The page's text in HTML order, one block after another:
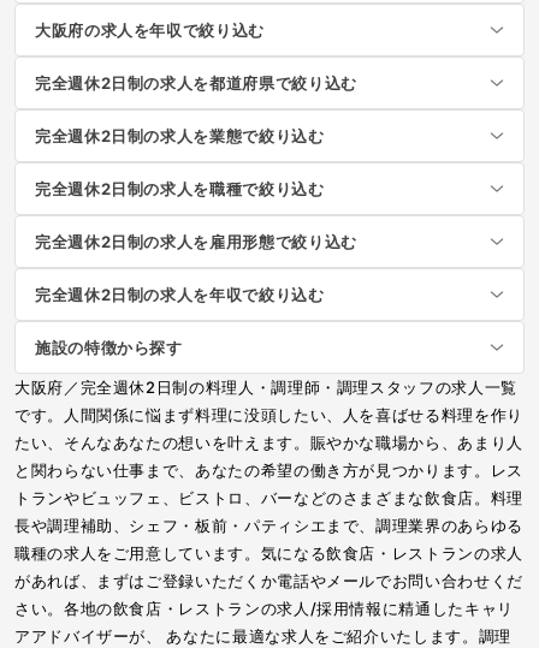
大阪府の求人を年収で絞り込む
完全週休2日制の求人を都道府県で絞り込む
完全週休2日制の求人を業態で絞り込む
完全週休2日制の求人を職種で絞り込む
完全週休2日制の求人を雇用形態で絞り込む
完全週休2日制の求人を年収で絞り込む
施設の特徴から探す
大阪府／完全週休2日制の料理人・調理師・調理スタッフの求人一覧
です。人間関係に悩まず料理に没頭したい、人を喜ばせる料理を作り
たい、そんなあなたの想いを叶えます。賑やかな職場から、あまり人
と関わらない仕事まで、あなたの希望の働き方が見つかります。レス
トランやビュッフェ、ビストロ、バーなどのさまざまな飲食店。料理
長や調理補助、シェフ・板前・パティシエまで、調理業界のあらゆる
職種の求人をご用意しています。気になる飲食店・レストランの求人
があれば、まずはご登録いただくか電話やメールでお問い合わせくだ
さい。各地の飲食店・レストランの求人/採用情報に精通したキャリ
アアドバイザーが、 あなたに最適な求人をご紹介いたします。調理